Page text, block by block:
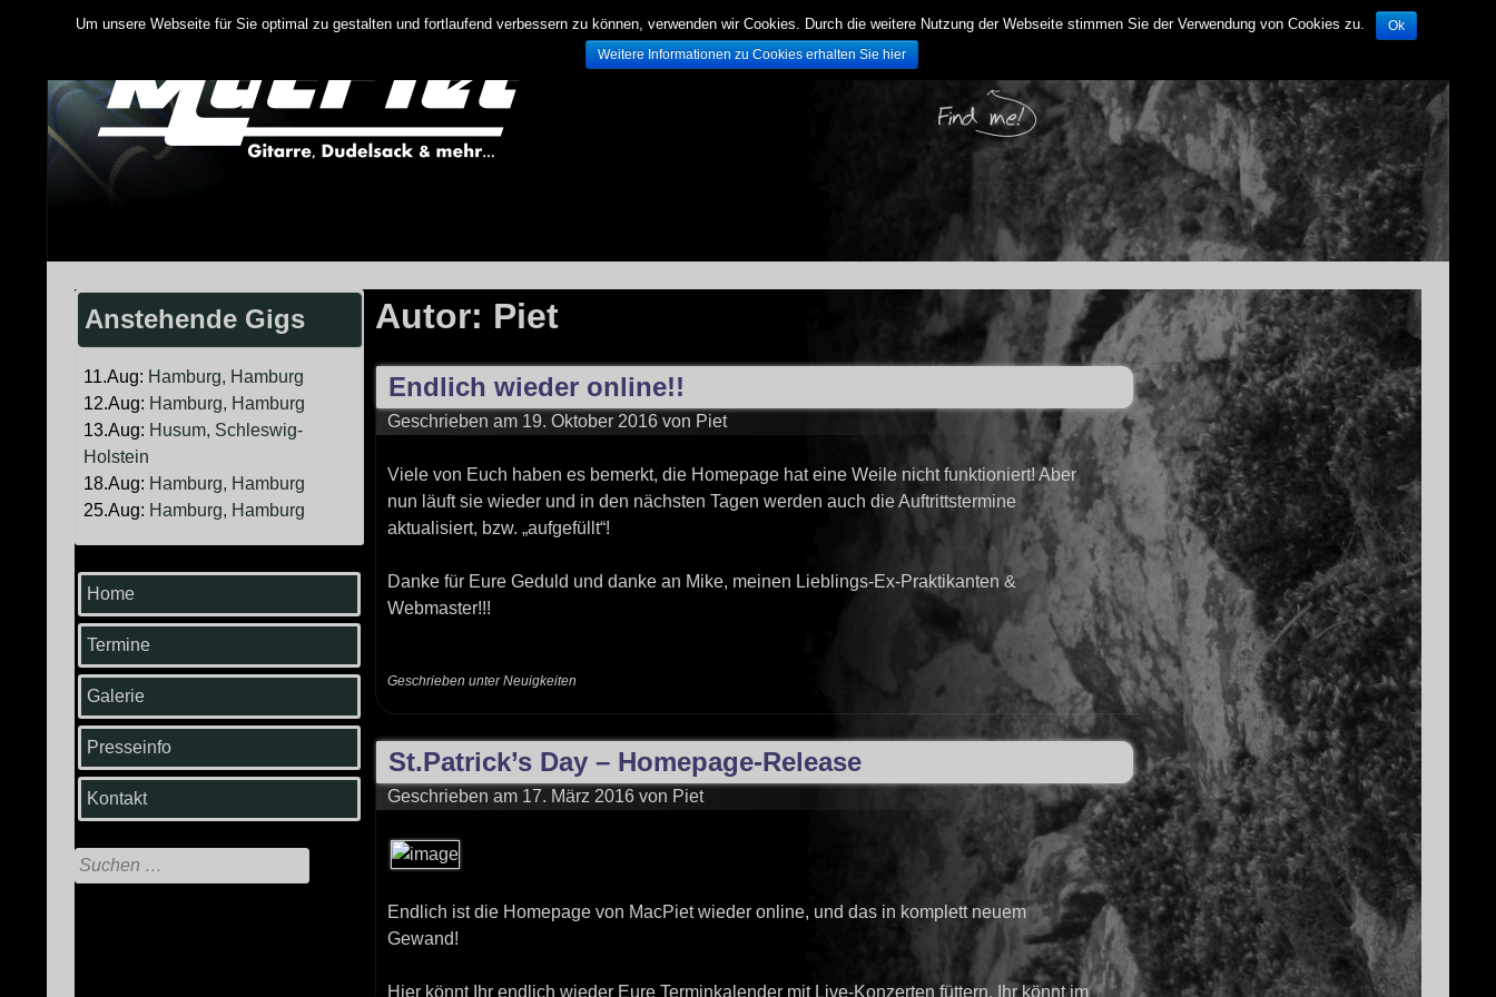
Anstehende Gigs
11.Aug: Hamburg, Hamburg
12.Aug: Hamburg, Hamburg
13.Aug: Husum, Schleswig-
Holstein
18.Aug: Hamburg, Hamburg
25.Aug: Hamburg, Hamburg
Home
Termine
Galerie
Presseinfo
Kontakt
Suche
nach:
Autor: Piet
Endlich wieder online!!
Geschrieben am 19. Oktober 2016 von Piet
Viele von Euch haben es bemerkt, die Homepage hat eine Weile nicht funktioniert! Aber
nun läuft sie wieder und in den nächsten Tagen werden auch die Auftrittstermine
aktualisiert, bzw. „aufgefüllt“!
Danke für Eure Geduld und danke an Mike, meinen Lieblings-Ex-Praktikanten &
Webmaster!!!
Geschrieben unterNeuigkeiten
St.Patrick’s Day – Homepage-Release
Geschrieben am 17. März 2016 von Piet
Endlich ist die Homepage von MacPiet wieder online, und das in komplett neuem
Gewand!
Hier könnt Ihr endlich wieder Eure Terminkalender mit Live-Konzerten füttern, Ihr könnt im
Um unsere Webseite für Sie optimal zu gestalten und fortlaufend verbessern zu können, verwenden wir Cookies. Durch die weitere Nutzung der Webseite stimmen Sie der Verwendung von Cookies zu.
Ok
Weitere Informationen zu Cookies erhalten Sie hier